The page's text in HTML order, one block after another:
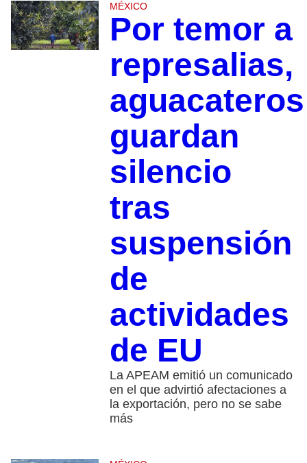
MÉXICO
Por temor a
represalias,
aguacateros
guardan
silencio
tras
suspensión
de
actividades
de EU
La APEAM emitió un comunicado
en el que advirtió afectaciones a
la exportación, pero no se sabe
más